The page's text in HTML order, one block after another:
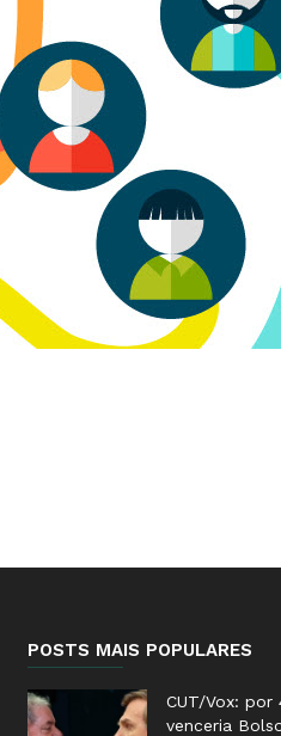
POSTS MAIS POPULARES
CUT/Vox: por
venceria